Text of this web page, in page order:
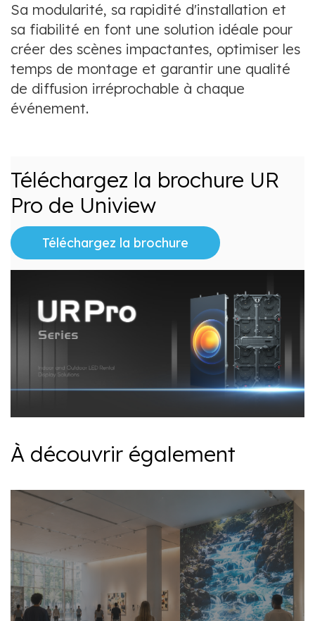
Sa modularité, sa rapidité d'installation et
sa fiabilité en font une solution idéale pour
créer des scènes impactantes, optimiser les
temps de montage et garantir une qualité
de diffusion irréprochable à chaque
événement.
Téléchargez la brochure UR
Pro de Uniview
Téléchargez la brochure
À découvrir également